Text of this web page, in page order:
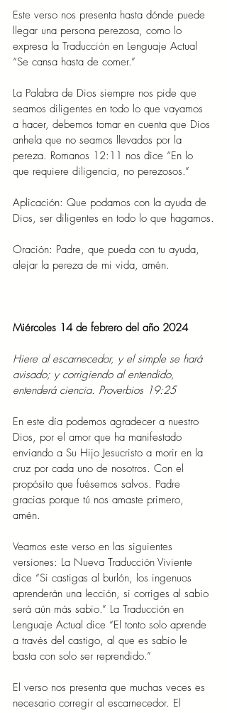
Este verso nos presenta hasta dónde puede
llegar una persona perezosa, como lo
expresa la Traducción en Lenguaje Actual
“Se cansa hasta de comer.”
La Palabra de Dios siempre nos pide que
seamos diligentes en todo lo que vayamos
a hacer, debemos tomar en cuenta que Dios
anhela que no seamos llevados por la
pereza. Romanos 12:11 nos dice “En lo
que requiere diligencia, no perezosos.”
Aplicación: Que podamos con la ayuda de
Dios, ser diligentes en todo lo que hagamos.
Oración: Padre, que pueda con tu ayuda,
alejar la pereza de mi vida, amén.
Miércoles 14 de febrero del año 2024
Hiere al escarnecedor, y el simple se hará
avisado; y corrigiendo al entendido,
entenderá ciencia. Proverbios 19:25
En este día podemos agradecer a nuestro
Dios, por el amor que ha manifestado
enviando a Su Hijo Jesucristo a morir en la
cruz por cada uno de nosotros. Con el
propósito que fuésemos salvos. Padre
gracias porque tú nos amaste primero,
amén.
Veamos este verso en las siguientes
versiones: La Nueva Traducción Viviente
dice “Si castigas al burlón, los ingenuos
aprenderán una lección, si corriges al sabio
será aún más sabio.” La Traducción en
Lenguaje Actual dice “El tonto solo aprende
a través del castigo, al que es sabio le
basta con solo ser reprendido.”
El verso nos presenta que muchas veces es
necesario corregir al escarnecedor. El